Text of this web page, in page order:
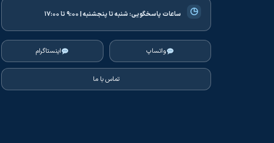
◷ ساعات پاسخگویی:شنبه تا پنجشنبه | ۹:۰۰ تا ۱۷:۰۰
واتساپ اینستاگرام
تماس با ما